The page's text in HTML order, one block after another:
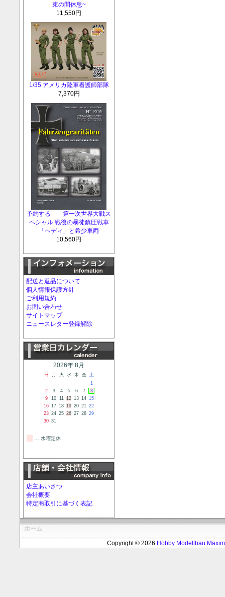
束の間休息~
11,550円
1/35 アメリカ陸軍看護師部隊
7,370円
予約する 第一次世界大戦ス
ペシャル 戦後の暴徒鎮圧戦車
「ヘディ」と希少車両
10,560円
配送と返品について
個人情報保護方針
ご利用規約
お問い合わせ
サイトマップ
ニュースレター登録解除
2026年 8月
日 月 火 水 木 金
土
1
2
3 4 5 6 7
8
9
10 11 12 13 14 15
16 17 18 19 20 21 22
23 24 25 26 27 28 29
30 31
… 水曜定休
店主あいさつ
会社概要
特定商取引に基づく表記
ホーム
Copyright © 2026 Hobby Modellbau